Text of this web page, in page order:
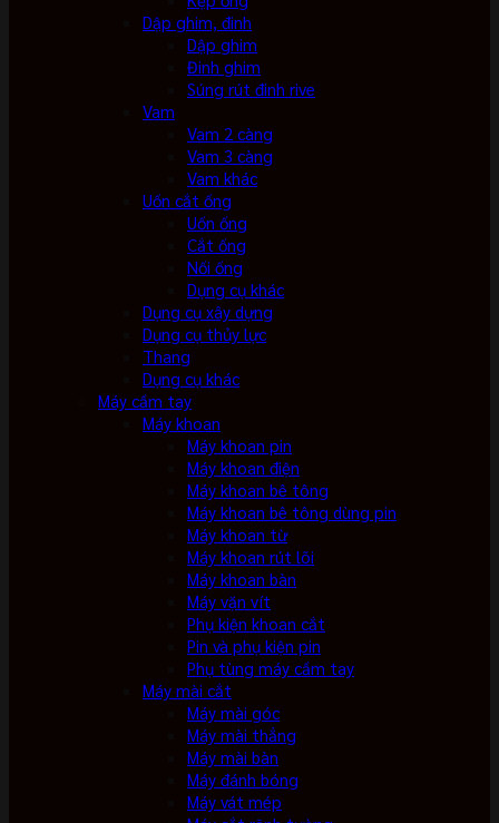
Dập ghim, đinh
Dập ghim
Đinh ghim
Súng rút đinh rive
Vam
Vam 2 càng
Vam 3 càng
Vam khác
Uốn cắt ống
Uốn ống
Cắt ống
Nối ống
Dụng cụ khác
Dụng cụ xây dựng
Dụng cụ thủy lực
Thang
Dụng cụ khác
Máy cầm tay
Máy khoan
Máy khoan pin
Máy khoan điện
Máy khoan bê tông
Máy khoan bê tông dùng pin
Máy khoan từ
Máy khoan rút lõi
Máy khoan bàn
Máy vặn vít
Phụ kiện khoan cắt
Pin và phụ kiện pin
Phụ tùng máy cầm tay
Máy mài cắt
Máy mài góc
Máy mài thẳng
Máy mài bàn
Máy đánh bóng
Máy vát mép